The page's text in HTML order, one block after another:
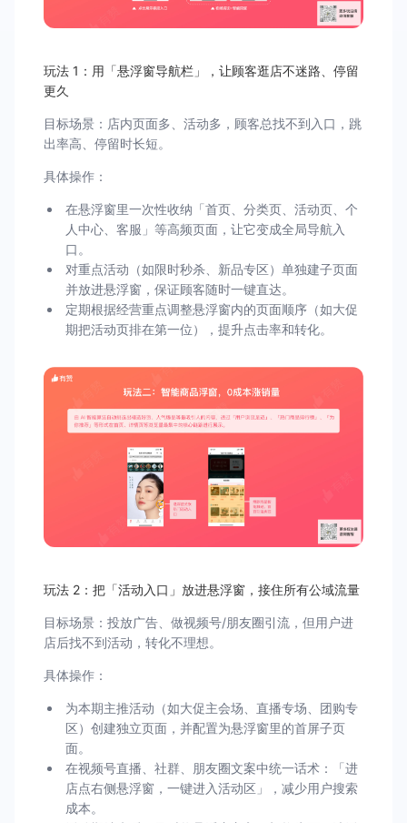
玩法 1：用「悬浮窗导航栏」，让顾客逛店不迷路、停留
更久
目标场景：店内页面多、活动多，顾客总找不到入口，跳
出率高、停留时长短。
具体操作：
在悬浮窗里一次性收纳「首页、分类页、活动页、个
人中心、客服」等高频页面，让它变成全局导航入
口。
对重点活动（如限时秒杀、新品专区）单独建子页面
并放进悬浮窗，保证顾客随时一键直达。
定期根据经营重点调整悬浮窗内的页面顺序（如大促
期把活动页排在第一位），提升点击率和转化。
玩法 2：把「活动入口」放进悬浮窗，接住所有公域流量
目标场景：投放广告、做视频号/朋友圈引流，但用户进
店后找不到活动，转化不理想。
具体操作：
为本期主推活动（如大促主会场、直播专场、团购专
区）创建独立页面，并配置为悬浮窗里的首屏子页
面。
在视频号直播、社群、朋友圈文案中统一话术：「进
店点右侧悬浮窗，一键进入活动区」，减少用户搜索
成本。